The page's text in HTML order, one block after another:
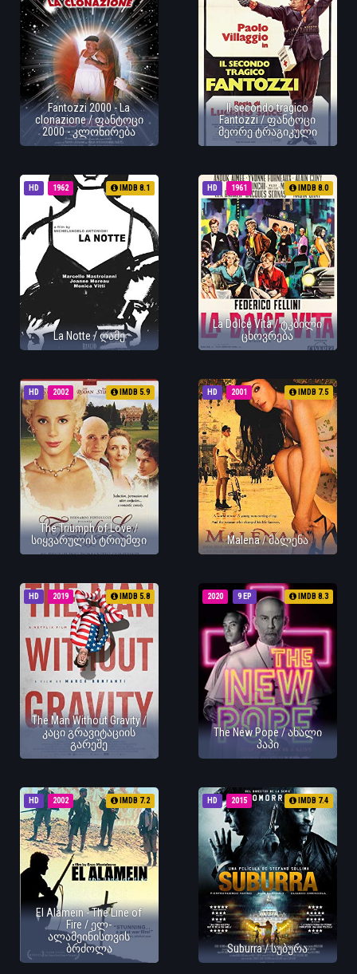
Fantozzi 2000 - La
clonazione / ფანტოცი
2000 - კლონირება
Il secondo tragico
Fantozzi / ფანტოცი
მეორე ტრაგიკული
HD 1962 IMDB 8.1
La Notte / ღამე
HD 1961 IMDB 8.0
La Dolce Vita / ტკბილი
ცხოვრება
HD 2002 IMDB 5.9
The Triumph of Love /
სიყვარულის ტრიუმფი
HD 2001 IMDB 7.5
Malena / მალენა
HD 2019 IMDB 5.8
The Man Without Gravity /
კაცი გრავიტაციის
გარეშე
9 EP
2020 IMDB 8.3
The New Pope / ახალი
პაპი
HD 2002 IMDB 7.2
El Alamein - The Line of
Fire / ელ-
ალამეინისთვის
ბრძოლა
HD 2015 IMDB 7.4
Suburra / სუბურა